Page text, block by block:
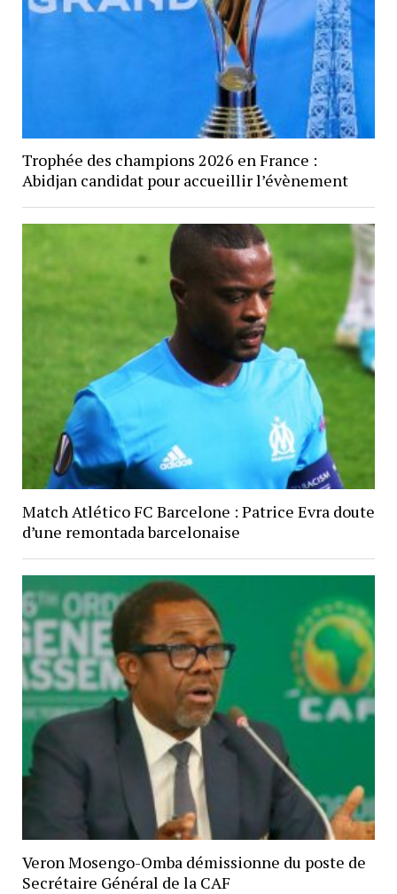
Trophée des champions 2026 en France :
Abidjan candidat pour accueillir l’évènement
Match Atlético FC Barcelone : Patrice Evra doute
d’une remontada barcelonaise
Veron Mosengo-Omba démissionne du poste de
Secrétaire Général de la CAF